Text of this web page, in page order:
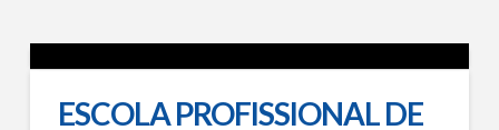
ESCOLA PROFISSIONAL DE